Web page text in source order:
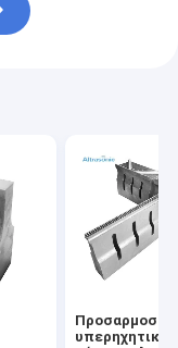
υπερηχητικό